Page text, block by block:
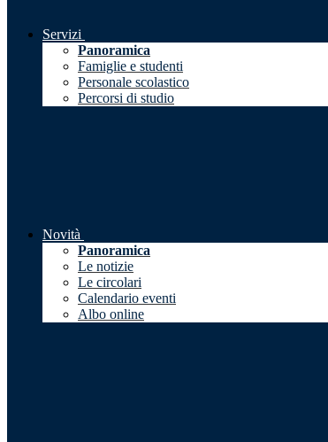
Servizi
Panoramica
Famiglie e studenti
Personale scolastico
Percorsi di studio
Novità
Panoramica
Le notizie
Le circolari
Calendario eventi
Albo online